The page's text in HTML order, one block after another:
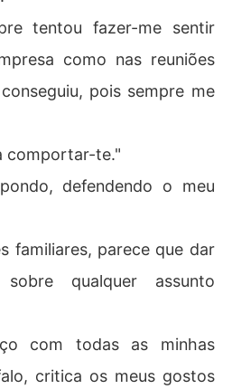
tentou fazer-me sentir
como nas reuniões
pois sempre me
comportar-te."
defendendo o meu
familiares, parece que dar
qualquer assunto
com todas as minhas
critica os meus gostos